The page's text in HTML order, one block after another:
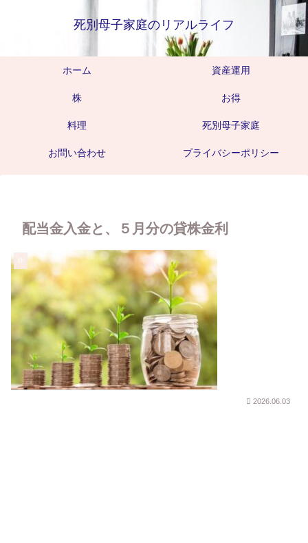
死別母子家庭のリアルライフ
ホーム 資産運用
株 お得
料理 死別母子家庭
お問い合わせ プライバシーポリシー
配当金入金と、５月分の貸株金利
2026.06.03